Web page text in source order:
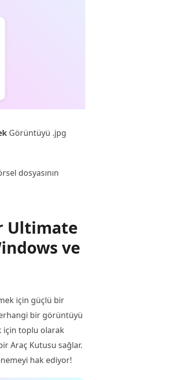
Görüntüyü .jpg
dosyasının
Ultimate
ve
için güçlü bir
bir görüntüyü
için toplu olarak
Araç Kutusu sağlar.
hak ediyor!